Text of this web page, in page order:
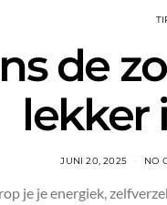
de
lekker
JUNI 20, 2025 NO
je je energiek,